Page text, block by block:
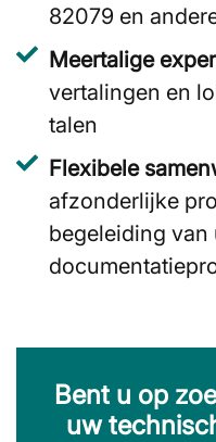
82079 en
Meertalige
vertalingen en
talen
Flexibele
afzonderlijke
begeleiding van
Bent u op
uw